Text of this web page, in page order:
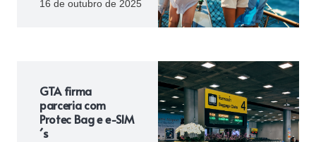
16 de outubro de 2025
GTA firma
parceria com
Protec Bag e e-SIM
´s